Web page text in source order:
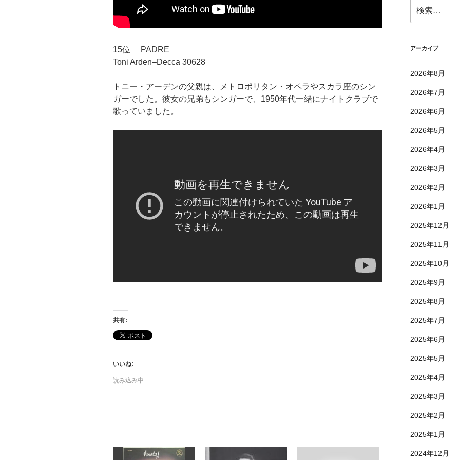
15位 PADRE
Toni Arden–Decca 30628
トニー・アーデンの父親は、メトロポリタン・オペラやスカラ座のシン
ガーでした。彼女の兄弟もシンガーで、1950年代一緒にナイトクラブで
歌っていました。
共有:
いいね:
読み込み中…
索:
アーカイブ
2026年8月
2026年7月
2026年6月
2026年5月
2026年4月
2026年3月
2026年2月
2026年1月
2025年12月
2025年11月
2025年10月
2025年9月
2025年8月
2025年7月
2025年6月
2025年5月
2025年4月
2025年3月
2025年2月
2025年1月
2024年12月